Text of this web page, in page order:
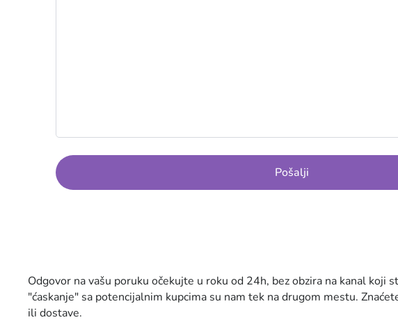
Pošalji
Odgovor na vašu poruku očekujte u roku od 24h, bez obzira na kanal koji
"ćaskanje" sa potencijalnim kupcima su nam tek na drugom mestu.
ili dostave.